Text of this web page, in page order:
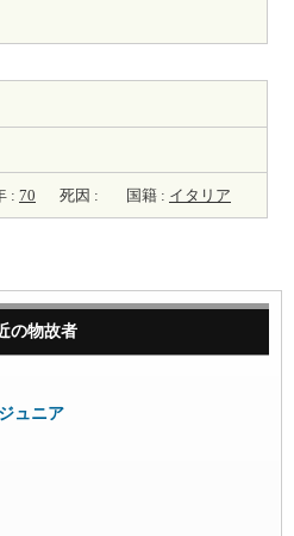
: 70 死因 : 国籍 : イタリア
の物故者
ュニア